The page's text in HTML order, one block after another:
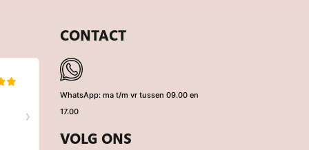
CONTACT
WhatsApp: ma t/m vr tussen 09.00 en
17.00
VOLG ONS